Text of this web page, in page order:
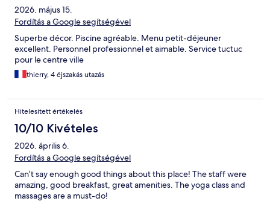
2026. május 15.
Fordítás a Google segítségével
Superbe décor. Piscine agréable. Menu petit-déjeuner
excellent. Personnel professionnel et aimable. Service tuctuc
pour le centre ville
thierry, 4 éjszakás utazás
Hitelesített értékelés
10/10 Kivételes
2026. április 6.
Fordítás a Google segítségével
Can’t say enough good things about this place! The staff were
amazing, good breakfast, great amenities. The yoga class and
massages are a must-do!